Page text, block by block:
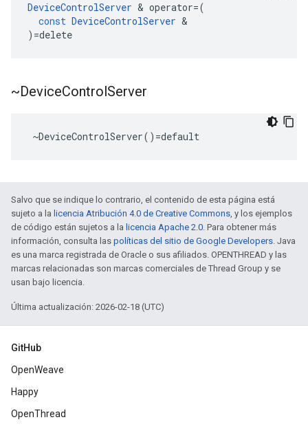
DeviceControlServer & operator=(
const DeviceControlServer &
) =delete
~DeviceControlServer
~DeviceControlServer()=default
Salvo que se indique lo contrario, el contenido de esta página está
sujeto a la licencia Atribución 4.0 de Creative Commons, y los ejemplos
de código están sujetos a la licencia Apache 2.0. Para obtener más
información, consulta las políticas del sitio de Google Developers. Java
es una marca registrada de Oracle o sus afiliados. OPENTHREAD y las
marcas relacionadas son marcas comerciales de Thread Group y se
usan bajo licencia.
Última actualización: 2026-02-18 (UTC)
GitHub
OpenWeave
Happy
OpenThread